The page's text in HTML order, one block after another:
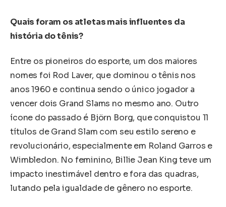
Quais foram os atletas mais influentes da
história do tênis?
Entre os pioneiros do esporte, um dos maiores
nomes foi Rod Laver, que dominou o tênis nos
anos 1960 e continua sendo o único jogador a
vencer dois Grand Slams no mesmo ano. Outro
ícone do passado é Björn Borg, que conquistou 11
títulos de Grand Slam com seu estilo sereno e
revolucionário, especialmente em Roland Garros e
Wimbledon. No feminino, Billie Jean King teve um
impacto inestimável dentro e fora das quadras,
lutando pela igualdade de gênero no esporte.